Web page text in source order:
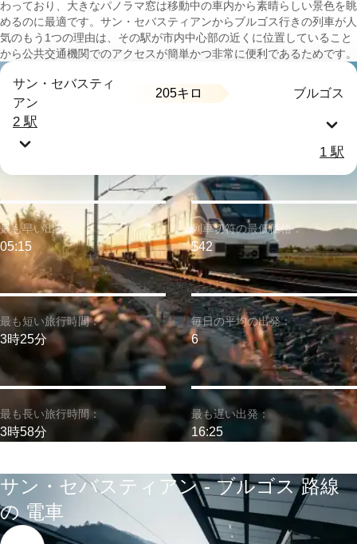
わっており、大きなパノラマ窓は移動中の車内から素晴らしい景色を眺
めるのに最適です。サン・セバスティアンからブルゴス行きの列車が人
気のもう1つの理由は、その駅が市内中心部の近くに位置していること
から公共交通機関でのアクセスが簡単かつ非常に便利であるためです。
サン・セバスティ
アン
205キロ ブルゴス
2 駅
1 駅
最も短い旅行時間：
3時25分
最も早い出発：
05:15
最も長い旅行時間：
3時58分
列車切符の最低価格：
$42
毎日の平均の出発：
6
最も遅い出発：
16:25
サン・セバスティアン - ブルゴス 路線
の 電車